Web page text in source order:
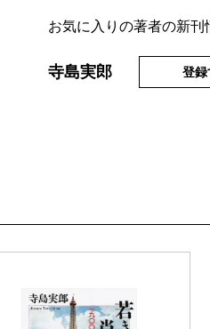
お気に入りの著者の新刊
寺島実郎 登録